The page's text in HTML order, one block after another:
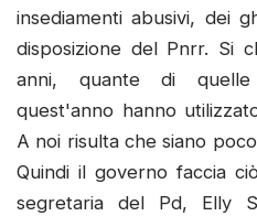
insediamenti abusivi, dei
disposizione del Pnrr. Si
anni, quante di
quest'anno hanno
A noi risulta che siano
Quindi il governo faccia
segretaria del Pd, Elly